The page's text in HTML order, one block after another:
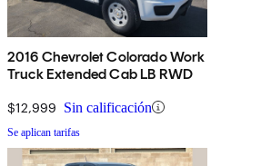
2016 Chevrolet Colorado Work
Truck Extended Cab LB RWD
$12,999 Sin calificación
Se aplican tarifas